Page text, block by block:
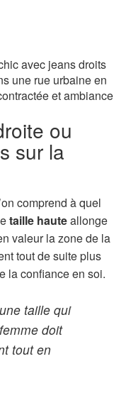
avec jeans droits
une rue urbaine en
et ambiance
ou
sur la
comprend à quel
taille hauteallonge
valeur la zone de la
tout de suite plus
la confiance en soi.
taille qui
doit
tout en